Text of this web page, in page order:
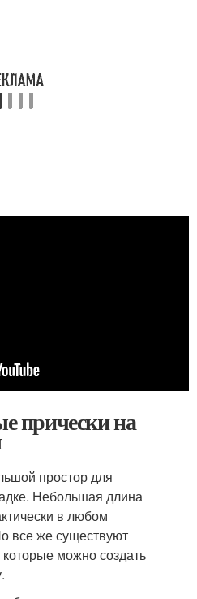
прически на
простор для
Небольшая длина
в любом
все же существуют
можно создать